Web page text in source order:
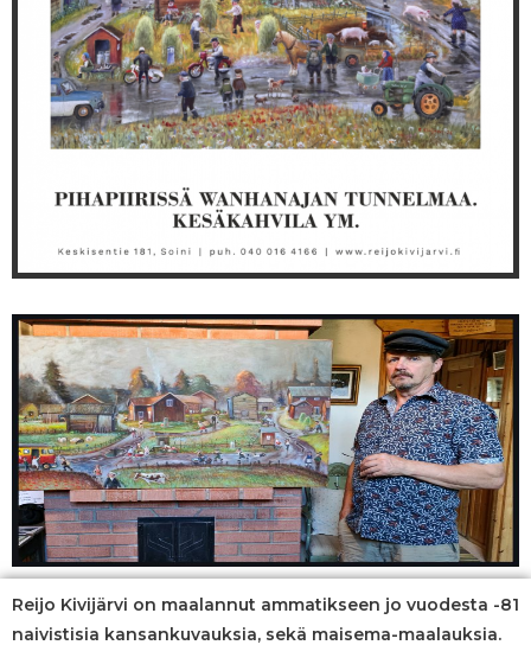
Reijo Kivijärvi on maalannut ammatikseen jo vuodesta -81
naivistisia kansankuvauksia, sekä maisema-maalauksia.